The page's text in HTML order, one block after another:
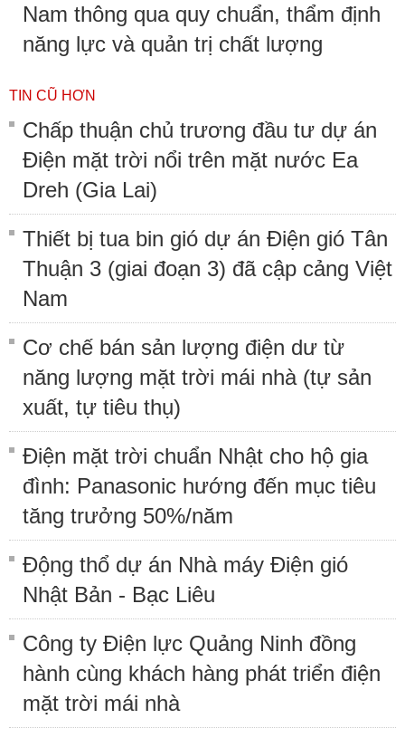
Nam thông qua quy chuẩn, thẩm định
năng lực và quản trị chất lượng
TIN CŨ HƠN
Chấp thuận chủ trương đầu tư dự án
Điện mặt trời nổi trên mặt nước Ea
Dreh (Gia Lai)
Thiết bị tua bin gió dự án Điện gió Tân
Thuận 3 (giai đoạn 3) đã cập cảng Việt
Nam
Cơ chế bán sản lượng điện dư từ
năng lượng mặt trời mái nhà (tự sản
xuất, tự tiêu thụ)
Điện mặt trời chuẩn Nhật cho hộ gia
đình: Panasonic hướng đến mục tiêu
tăng trưởng 50%/năm
Động thổ dự án Nhà máy Điện gió
Nhật Bản - Bạc Liêu
Công ty Điện lực Quảng Ninh đồng
hành cùng khách hàng phát triển điện
mặt trời mái nhà